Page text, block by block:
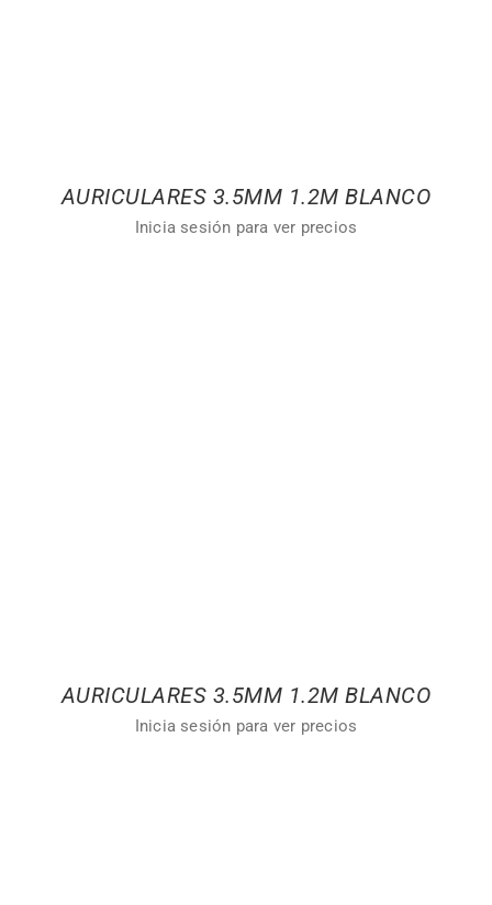
AURICULARES 3.5MM 1.2M BLANCO
Inicia sesión para ver precios
AURICULARES 3.5MM 1.2M BLANCO
Inicia sesión para ver precios